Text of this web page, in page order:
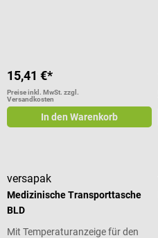
15,41 €*
Preise inkl. MwSt. zzgl.
Versandkosten
In den Warenkorb
versapak
Medizinische Transporttasche
BLD
Mit Temperaturanzeige für den